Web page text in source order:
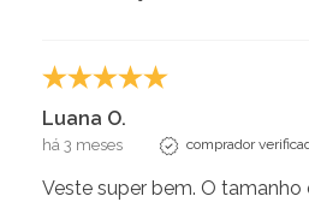
Luana O.
há 3 meses comprador
Veste super bem. O tamanho